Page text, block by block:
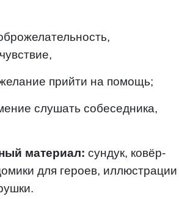
прийти на помощь;
слушать собеседника,
материал: сундук, ковёр-
для героев, иллюстрации